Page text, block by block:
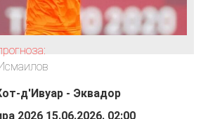
д'Ивуар - Эквадор
2026 15.06.2026. 02:00